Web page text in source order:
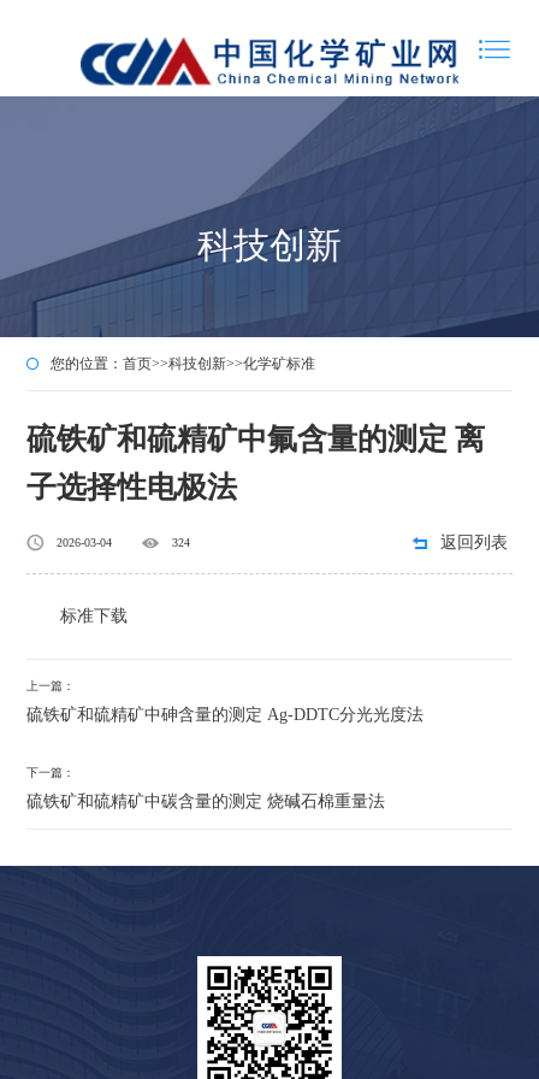
科技创新
您的位置：首页>>科技创新>>化学矿标准
硫铁矿和硫精矿中氟含量的测定 离
子选择性电极法
2026-03-04 324 返回列表
标准下载
上一篇：
硫铁矿和硫精矿中砷含量的测定 Ag-DDTC分光光度法
下一篇：
硫铁矿和硫精矿中碳含量的测定 烧碱石棉重量法